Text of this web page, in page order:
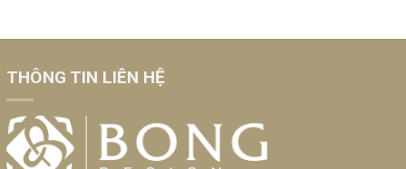
THÔNG TIN LIÊN HỆ